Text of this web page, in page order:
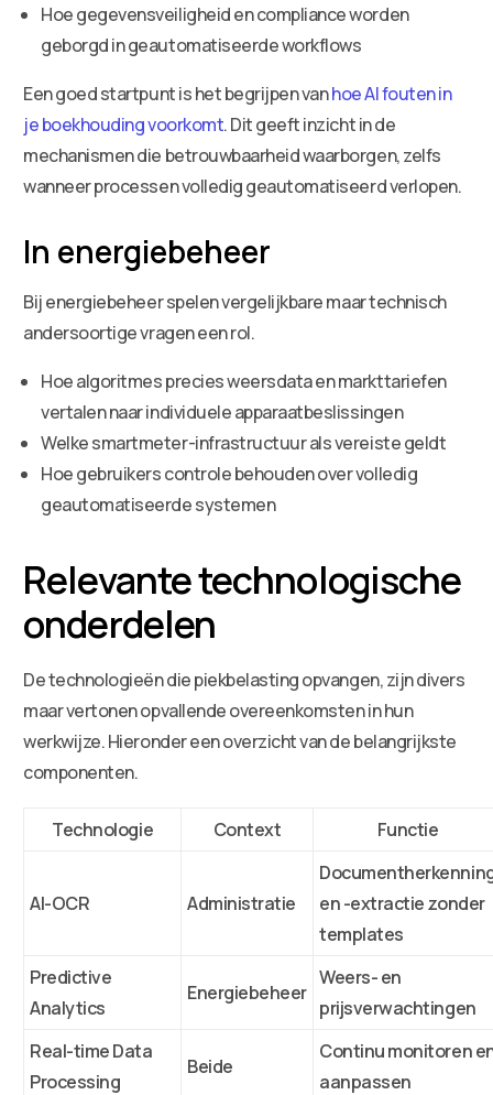
Hoe gegevensveiligheid en compliance worden
geborgd in geautomatiseerde workflows
Een goed startpunt is het begrijpen vanhoe AI fouten in
je boekhouding voorkomt. Dit geeft inzicht in de
mechanismen die betrouwbaarheid waarborgen, zelfs
wanneer processen volledig geautomatiseerd verlopen.
In energiebeheer
Bij energiebeheer spelen vergelijkbare maar technisch
andersoortige vragen een rol.
Hoe algoritmes precies weersdata en markttariefen
vertalen naar individuele apparaatbeslissingen
Welke smartmeter-infrastructuur als vereiste geldt
Hoe gebruikers controle behouden over volledig
geautomatiseerde systemen
Relevante technologische
onderdelen
De technologieën die piekbelasting opvangen, zijn divers
maar vertonen opvallende overeenkomsten in hun
werkwijze. Hieronder een overzicht van de belangrijkste
componenten.
Technologie Context Functie
AI-OCR Administratie
en -extractie zonder
templates
Predictive
Analytics
Energiebeheer
Weers- en
prijsverwachtingen
Real-time Data
Processing
Beide
Continu monitoren
aanpassen